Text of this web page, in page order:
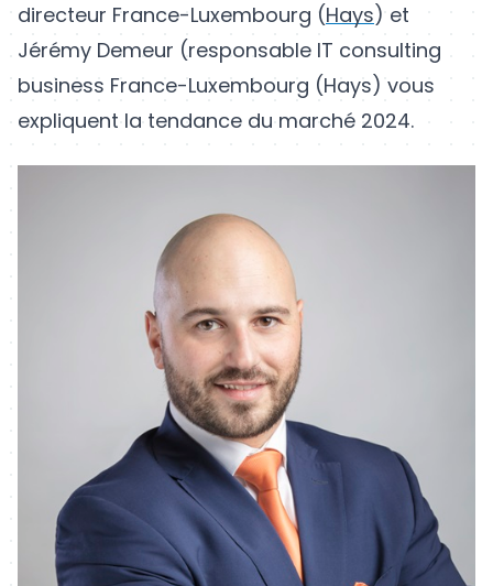
directeur France-Luxembourg (Hays) et
Jérémy Demeur (responsable IT consulting
business France-Luxembourg (Hays) vous
expliquent la tendance du marché 2024.